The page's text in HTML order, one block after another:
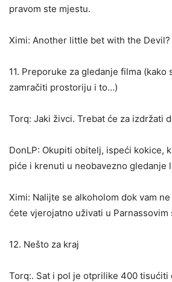
pravom ste mjestu.
Ximi: Another little bet with the Devil?
11. Preporuke za gledanje filma
zamračiti prostoriju i to…)
Torq: Jaki živci. Trebat će za izdržati
DonLP: Okupiti obitelj, ispeći kokice,
piće i krenuti u neobavezno gledanje
Ximi: Nalijte se alkoholom dok vam
ćete vjerojatno uživati u Parnassovim
12. Nešto za kraj
Torq:. Sat i pol je otprilike 400 tisućiti